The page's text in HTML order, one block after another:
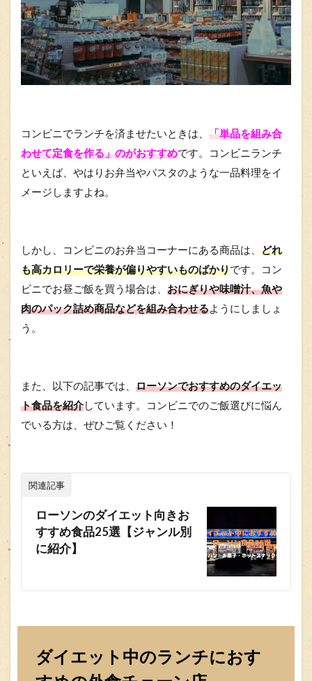
コンビニでランチを済ませたいときは、 「単品を組み合
わせて定食を作る」のがおすすめです。コンビニランチ
といえば、やはりお弁当やパスタのような一品料理をイ
メージしますよね。
しかし、コンビニのお弁当コーナーにある商品は、 どれ
も高カロリーで栄養が偏りやすいものばかりです。コン
ビニでお昼ご飯を買う場合は、 おにぎりや味噌汁、魚や
肉のパック詰め商品などを組み合わせるようにしましょ
う。
また、以下の記事では、 ローソンでおすすめのダイエッ
ト食品を紹介しています。コンビニでのご飯選びに悩ん
でいる方は、ぜひご覧ください！
関連記事
ローソンのダイエット向きお
すすめ食品25選【ジャンル別
に紹介】
ダイエット中のランチにおす